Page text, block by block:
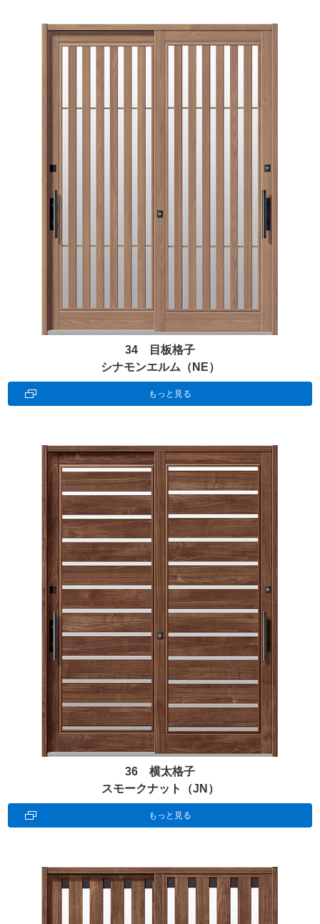
34 目板格子
シナモンエルム（NE）
もっと見る
36 横太格子
スモークナット（JN）
もっと見る